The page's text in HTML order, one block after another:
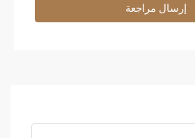
إرسال مراجعة